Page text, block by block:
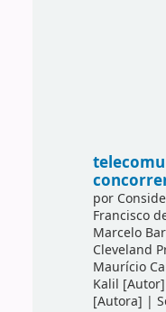
por
Francisco
Marcelo
Cleveland
Maurício
Kalil [Autor]
[Autora] |